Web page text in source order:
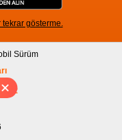
gösterme.
Sürüm